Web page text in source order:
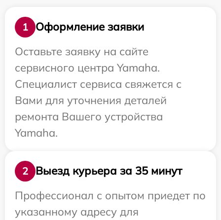
1
Оформление заявки
Оставьте заявку на сайте
сервисного центра Yamaha.
Специалист сервиса свяжется с
Вами для уточнения деталей
ремонта Вашего устройства
Yamaha.
2
Выезд курьера за 35 минут
Профессионал с опытом приедет по
указанному адресу для